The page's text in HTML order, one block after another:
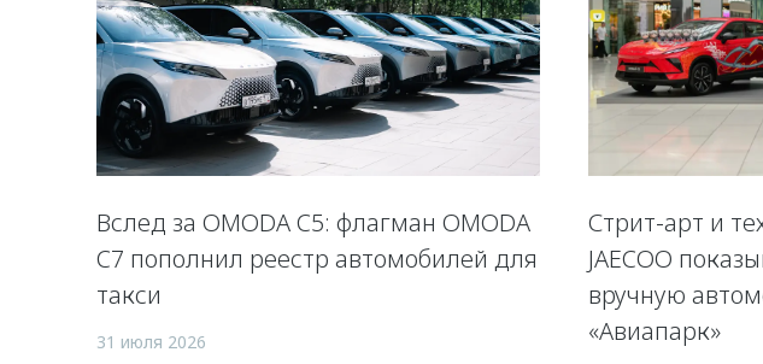
Вслед за OMODA C5: флагман OMODA
C7 пополнил реестр автомобилей для
такси
31 июля 2026
Стрит-арт и
JAECOO
вручную
«Авиапарк»